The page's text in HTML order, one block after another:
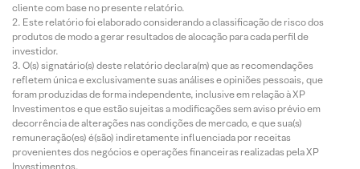
cliente com base no presente relatório.
Este relatório foi elaborado considerando a classificação de risco dos
produtos de modo a gerar resultados de alocação para cada perfil de
investidor.
O(s) signatário(s) deste relatório declara(m) que as recomendações
refletem única e exclusivamente suas análises e opiniões pessoais, que
foram produzidas de forma independente, inclusive em relação à XP
Investimentos e que estão sujeitas a modificações sem aviso prévio em
decorrência de alterações nas condições de mercado, e que sua(s)
remuneração(es) é(são) indiretamente influenciada por receitas
provenientes dos negócios e operações financeiras realizadas pela XP
Investimentos.